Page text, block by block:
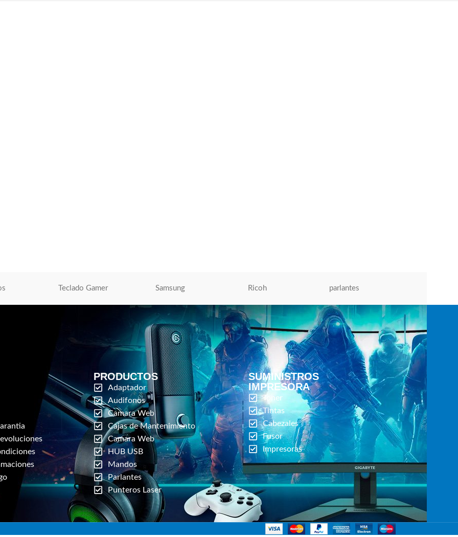
Teclado Gamer Samsung Ricoh parlantes
PRODUCTOS
Adaptador
Audifonos
Camara Web
Cajas de Mantenimiento
Camara Web
HUB USB
Mandos
Parlantes
Punteros Laser
SUMINISTROS
IMPRESORA
Toner
Tintas
Cabezales
Fusor
Impresoras